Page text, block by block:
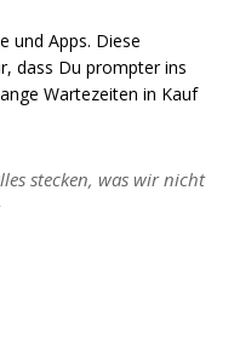
und Apps. Diese
dass Du prompter ins
Wartezeiten in Kauf
stecken, was wir nicht